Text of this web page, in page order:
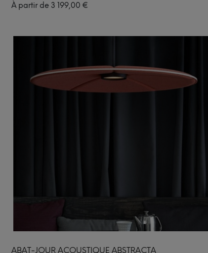
À partir de 3 199,00 €
ABAT-JOUR ACOUSTIQUE ABSTRACTA